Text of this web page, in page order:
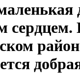
сердцем.